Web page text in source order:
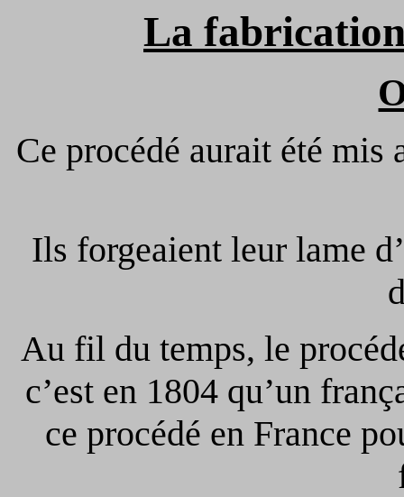
La fabrication
Ce procédé aurait été mis
Ils forgeaient leur lame
Au fil du temps, le
c’est en 1804 qu’un
ce procédé en France